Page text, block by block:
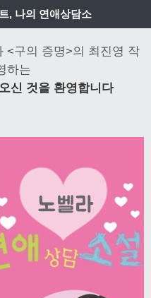
, 나의 연애상담소
<구의 증명>의 최진영 작
하는
신 것을 환영합니다